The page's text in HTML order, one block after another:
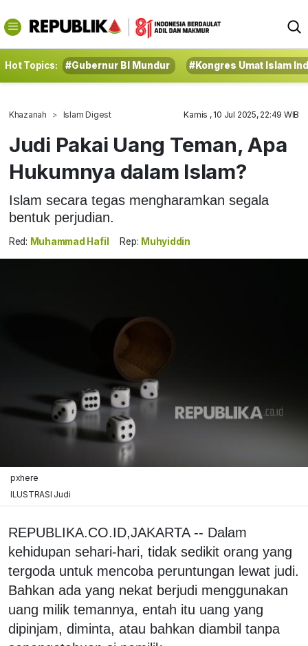
Hot Topics: #Gubernur BI Mundur #Kongres Umat Islam
Khazanah Islam Digest Kamis , 10 Jul 2025, 22:49 WIB
Judi Pakai Uang Teman, Apa
Hukumnya dalam Islam?
Islam secara tegas mengharamkan segala
bentuk perjudian.
Red: Muhammad Hafil Rep: Muhyiddin
pxhere
ILUSTRASI Judi
REPUBLIKA.CO.ID,JAKARTA -- Dalam
kehidupan sehari-hari, tidak sedikit orang yang
tergoda untuk mencoba peruntungan lewat judi.
Bahkan ada yang nekat berjudi menggunakan
uang milik temannya, entah itu uang yang
dipinjam, diminta, atau bahkan diambil tanpa